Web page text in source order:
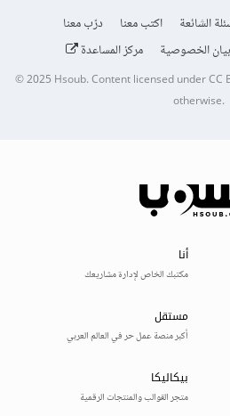
الشائعة اكتب معنا
درّب معنا
بيان الخصوصية مركز المساعدة
© 2025Hsoub.Content licensed underCC
otherwise.